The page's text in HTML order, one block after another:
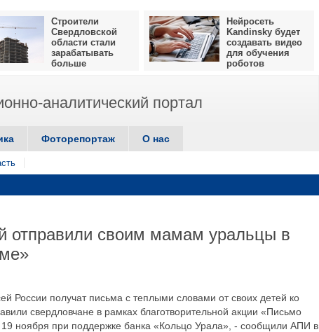
Строители
Свердловской
области стали
зарабатывать
больше
Нейросеть
Kandinsky будет
создавать видео
для обучения
роботов
аналитический портал
Фоторепортаж О нас
отправили своим мамам уральцы в
России получат письма с теплыми словами от своих детей ко
свердловчане в рамках благотворительной акции «Письмо
ноября при поддержке банка «Кольцо Урала», - сообщили АПИ в